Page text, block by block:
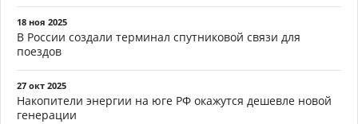
18 ноя 2025
В России создали терминал спутниковой связи для
поездов
27 окт 2025
Накопители энергии на юге РФ окажутся дешевле новой
генерации